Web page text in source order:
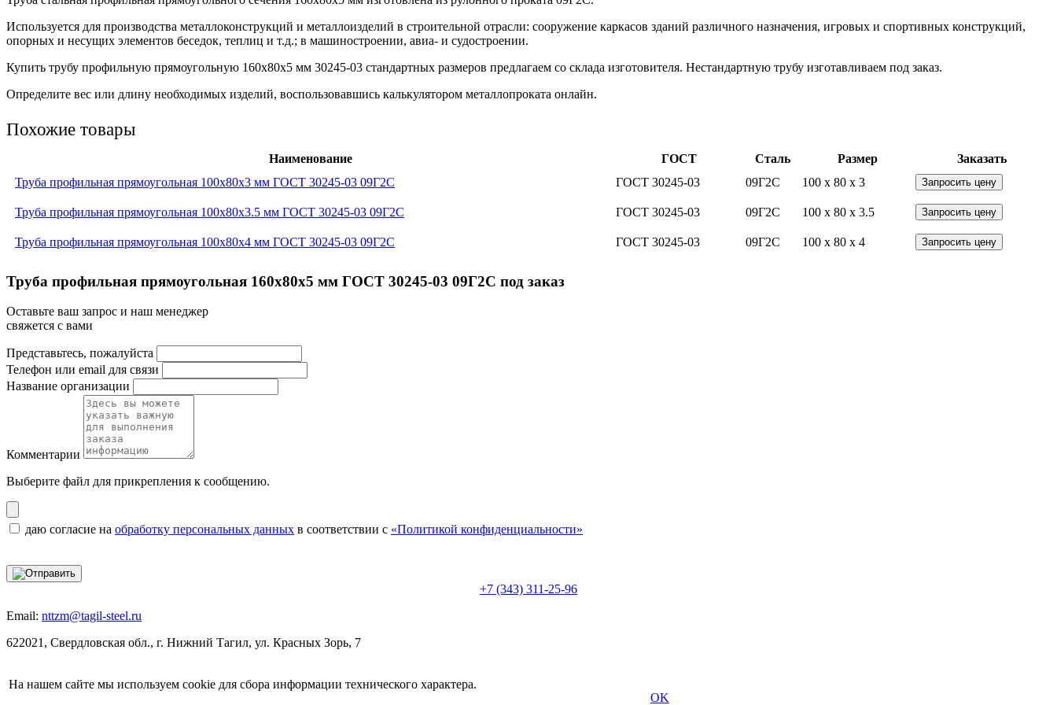
Используется для производства металлоконструкций и металлоизделий в строительной отрасли: сооружение каркасов зданий различного назначения, игровых и спортивных конструкций,
опорных и несущих элементов беседок, теплиц и т.д.; в машиностроении, авиа- и судостроении.
Купить трубу профильную прямоугольную 160х80х5 мм 30245-03 стандартных размеров предлагаем со склада изготовителя. Нестандартную трубу изготавливаем под заказ.
Определите вес или длину необходимых изделий, воспользовавшись калькулятором металлопроката онлайн.
Похожие товары
Наименование ГОСТ Сталь Размер
Заказать
Труба профильная прямоугольная 100x80x3 мм ГОСТ 30245-03 09Г2С
ГОСТ 30245-03 09Г2С 100 x 80 x 3 Запросить цену
Труба профильная прямоугольная 100x80x3.5 мм ГОСТ 30245-03 09Г2С ГОСТ 30245-03 09Г2С 100 x 80 x 3.5 Запросить цену
Труба профильная прямоугольная 100x80x4 мм ГОСТ 30245-03 09Г2С ГОСТ 30245-03 09Г2С 100 x 80 x 4 Запросить цену
Труба профильная прямоугольная 160x80x5 мм ГОСТ 30245-03 09Г2С под заказ
Оставьте ваш запрос и наш менеджер
свяжется с вами
Представьтесь, пожалуйста
Телефон или email для связи
Название организации
Комментарии
Выберите файл для прикрепления к сообщению.
даю согласие на обработку персональных данных в соответствии с «Политикой конфиденциальности»
+7 (343) 311-25-96
Email: nttzm@tagil-steel.ru
622021, Свердловская обл., г. Нижний Тагил, ул. Красных Зорь, 7
На нашем сайте мы используем cookie для сбора информации технического характера.
OK